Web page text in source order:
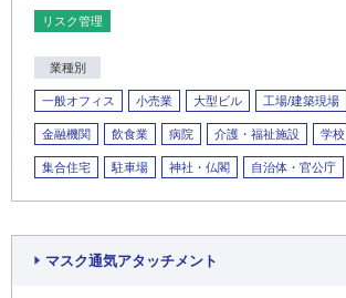
リスク管理
業種別
一般オフィス 小売業 大型ビル 工場/建築現場
金融機関 飲食業 病院 介護・福祉施設 学校
集合住宅 駐車場 神社・仏閣 自治体・官公庁
マスク通気アタッチメント